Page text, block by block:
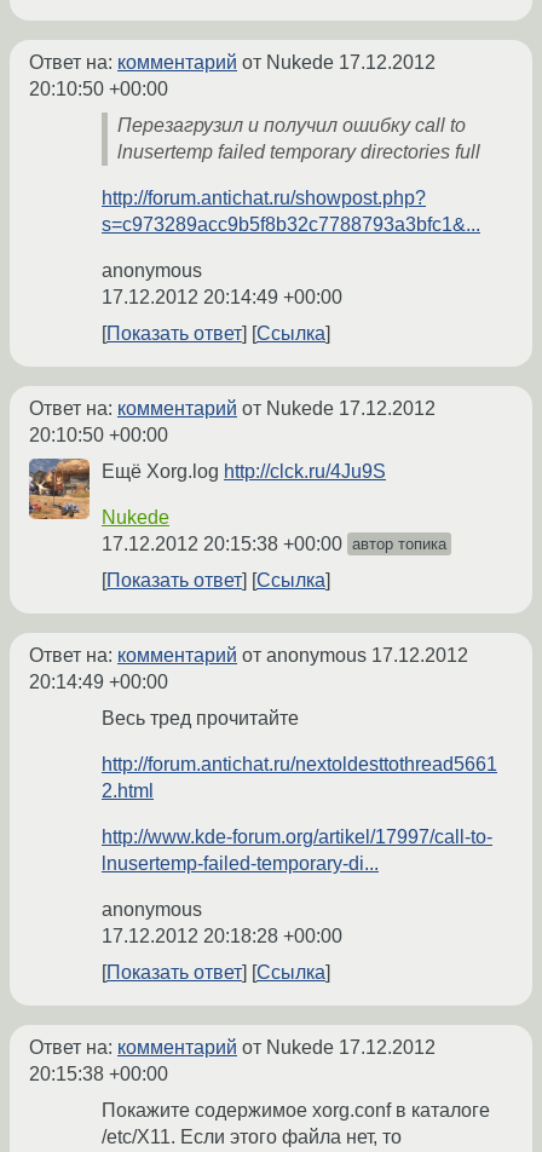
Ответ на: комментарий от Nukede 17.12.2012
20:10:50 +00:00
Перезагрузил и получил ошибку call to
lnusertemp failed temporary directories full
http://forum.antichat.ru/showpost.php?
s=c973289acc9b5f8b32c7788793a3bfc1&...
anonymous
17.12.2012 20:14:49 +00:00
Показать ответ
Ссылка
Ответ на: комментарий от Nukede 17.12.2012
20:10:50 +00:00
Ещё Xorg.log http://clck.ru/4Ju9S
Nukede
17.12.2012 20:15:38 +00:00 автор топика
Показать ответ Ссылка
Ответ на: комментарий от anonymous 17.12.2012
20:14:49 +00:00
Весь тред прочитайте
http://forum.antichat.ru/nextoldesttothread5661
2.html
http://www.kde-forum.org/artikel/17997/call-to-
lnusertemp-failed-temporary-di...
anonymous
17.12.2012 20:18:28 +00:00
Показать ответ
Ссылка
Ответ на: комментарий от Nukede 17.12.2012
20:15:38 +00:00
Покажите содержимое xorg.conf в каталоге
/etc/X11. Если этого файла нет, то